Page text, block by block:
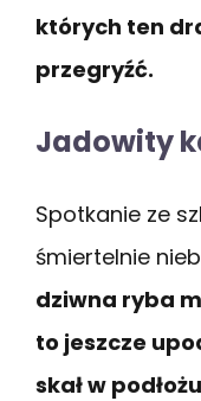
których ten
przegryźć.
Jadowity
Spotkanie ze
śmiertelnie
dziwna ryba
to jeszcze
skał w